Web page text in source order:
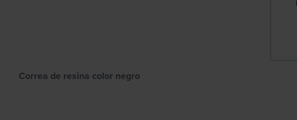
Correa de resina color negro